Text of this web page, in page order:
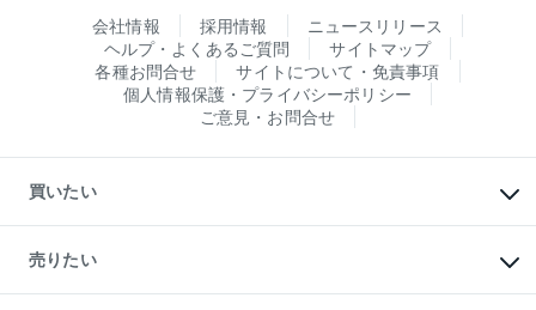
会社情報 採用情報
ニュースリリース
ヘルプ・よくあるご質問
サイトマップ
各種お問合せ
サイトについて・免責事項
個人情報保護・プライバシーポリシー
ご意見・お問合せ
買いたい
新築・分譲マンションの購入
中古マンションの購入
一戸建ての購入
売りたい